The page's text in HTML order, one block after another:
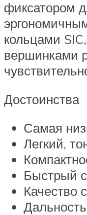
фиксатором
кольцами
вершинками
Достоинства
Самая
Легкий,
Быстрый
Качество